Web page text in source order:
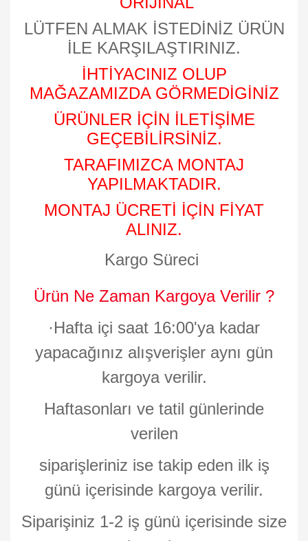
LÜTFEN ALMAK İSTEDİNİZ ÜRÜN
İLE KARŞILAŞTIRINIZ.
İHTİYACINIZ OLUP
MAĞAZAMIZDA GÖRMEDİGİNİZ
ÜRÜNLER İÇİN İLETİŞİME
GEÇEBİLİRSİNİZ.
TARAFIMIZCA MONTAJ
YAPILMAKTADIR.
MONTAJ ÜCRETİ İÇİN FİYAT
ALINIZ.
Kargo Süreci
Ürün Ne Zaman Kargoya Verilir ?
·Hafta içi saat 16:00'ya kadar
yapacağınız alışverişler aynı gün
kargoya verilir.
Haftasonları ve tatil günlerinde
verilen
siparişleriniz ise takip eden ilk iş
günü içerisinde kargoya verilir.
Siparişiniz 1-2 iş günü içerisinde size